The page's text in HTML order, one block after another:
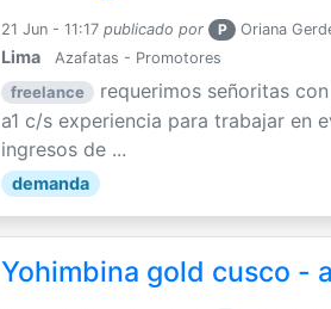
21 Jun - 11:17 publicado por P Oriana
Lima Azafatas - Promotores
freelance
requerimos señoritas
a1 c/s experiencia para trabajar en
ingresos de ...
demanda
Yohimbina gold cusco -